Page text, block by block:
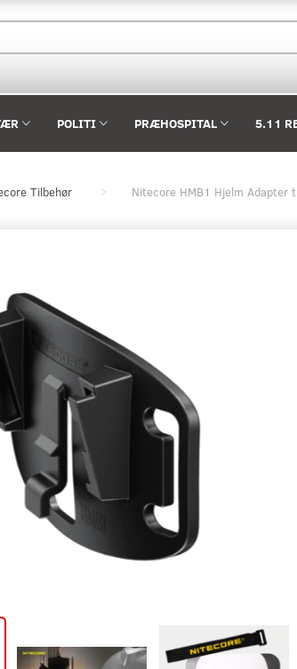
POLITI PRÆHOSPITAL 5.11
Tilbehør Nitecore HMB1 Hjelm Adapter